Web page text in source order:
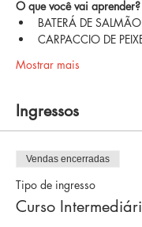
O que você vai aprender?
BATERÁ DE SALMÃO
CARPACCIO DE
Mostrar mais
Ingressos
Vendas encerradas
Tipo de ingresso
Curso